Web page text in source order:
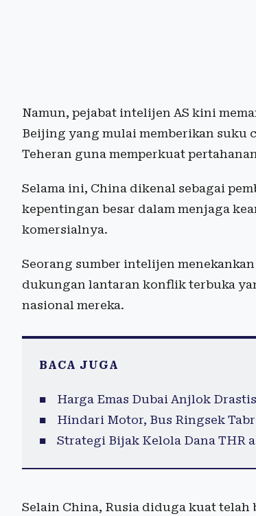
Namun, pejabat intelijen AS kini
Beijing yang mulai memberikan suku
Teheran guna memperkuat
Selama ini, China dikenal sebagai
kepentingan besar dalam menjaga
komersialnya.
Seorang sumber intelijen
dukungan lantaran konflik terbuka
nasional mereka.
BACA JUGA
Harga Emas Dubai Anjlok
Hindari Motor, Bus Ringsek
Strategi Bijak Kelola Dana THR
Selain China, Rusia diduga kuat